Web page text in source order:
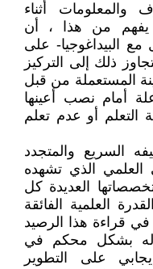
والمعلومات أثناء
يفهم من هذا ، أن
مع البيداغوجيا- على
ذلك إلى التركيز
المستعملة من قبل
أمام نصب أعينها
التعلم أو عدم تعلم
السريع والمتجدد
العلمي الذي تشهده
العديدة كل
العلمية الفائقة
في قراءة هذا الرصيد
بشكل محكم في
على التطوير